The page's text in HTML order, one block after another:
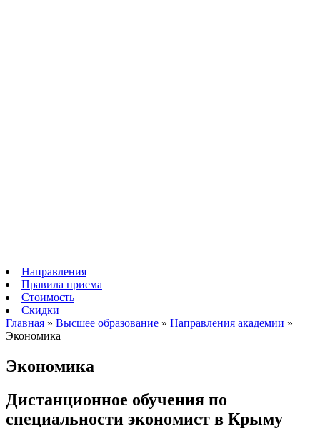
Направления
Правила приема
Стоимость
Скидки
Главная » Высшее образование » Направления академии »
Экономика
Экономика
Дистанционное обучения по
специальности экономист в Крыму